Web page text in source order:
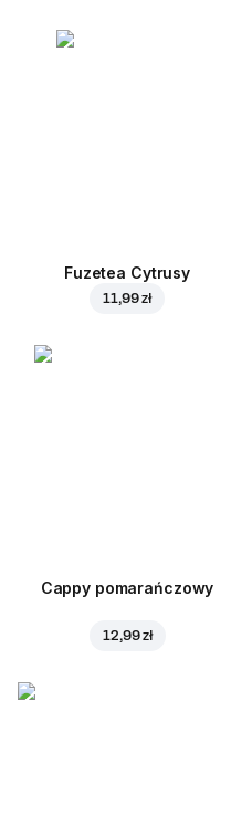
Fuzetea Cytrusy
11,99 zł
Cappy pomarańczowy
12,99 zł